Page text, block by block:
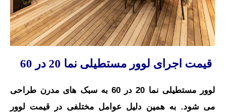
قیمت اجرای لوور مستطیلی نما 20 در 60
لوور مستطیلی نما 20 در 60 به سبک های مدرن طراحی
می شود. به همین دلیل عوامل مختلفی در قیمت لوور